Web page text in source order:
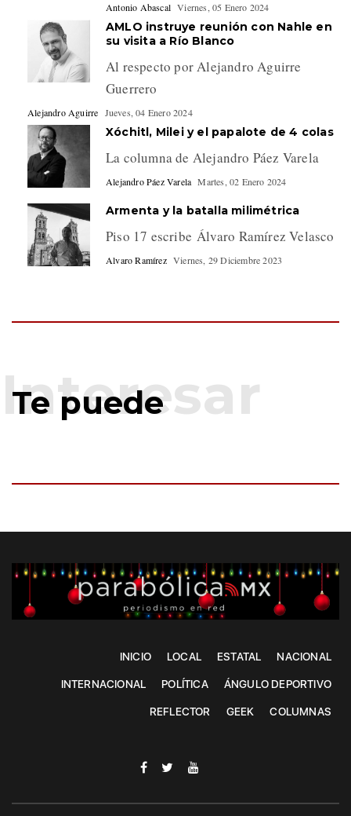
Antonio Abascal Viernes, 05 Enero 2024
AMLO instruye reunión con Nahle en
su visita a Río Blanco
Al respecto por Alejandro Aguirre
Guerrero
Alejandro Aguirre Jueves, 04 Enero 2024
Xóchitl, Milei y el papalote de 4 colas
La columna de Alejandro Páez Varela
Alejandro Páez Varela Martes, 02 Enero 2024
Armenta y la batalla milimétrica
Piso 17 escribe Álvaro Ramírez Velasco
Alvaro Ramírez Viernes, 29 Diciembre 2023
Te puede
INICIO LOCAL ESTATAL NACIONAL
INTERNACIONAL POLÍTICA ÁNGULO DEPORTIVO
REFLECTOR GEEK COLUMNAS